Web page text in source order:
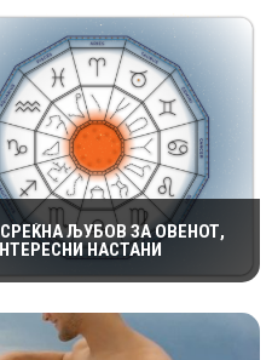
ЉУБОВ ЗА ОВЕНОТ,
НАСТАНИ